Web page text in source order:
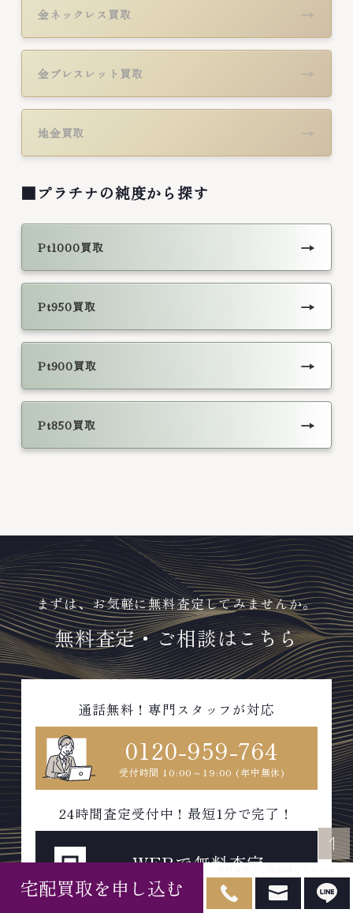
金ネックレス買取 →
金ブレスレット買取 →
地金買取 →
■プラチナの純度から探す
Pt1000買取 →
Pt950買取 →
Pt900買取 →
Pt850買取 →
まずは、お気軽に無料査定してみませんか。
無料査定・ご相談はこちら
通話無料！専門スタッフが対応
0120-959-764
受付時間 10:00～19:00 (年中無休)
24時間査定受付中！最短1分で完了！
WEBで無料査定
宅配買取を申し込む